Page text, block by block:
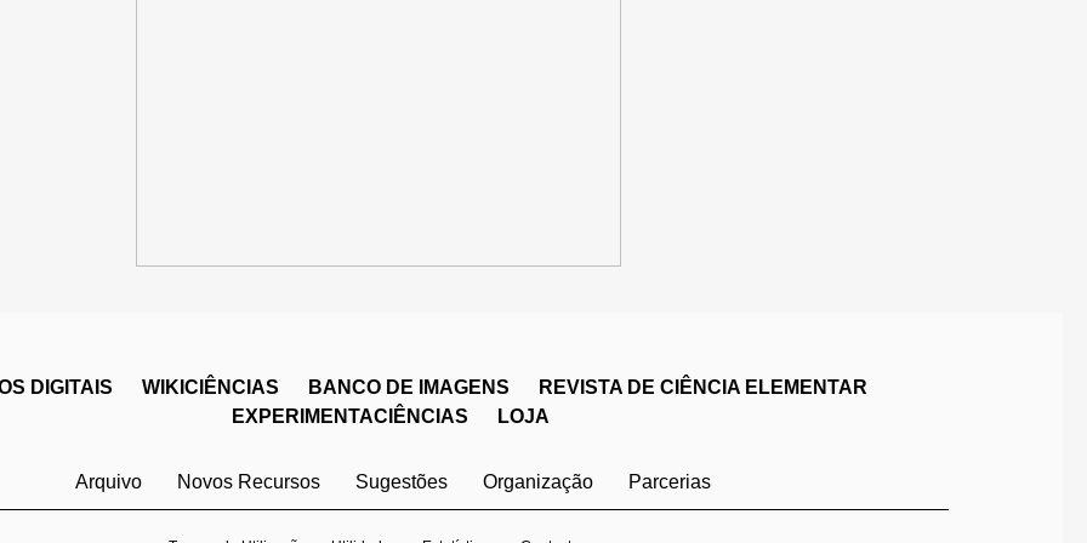
DIGITAIS WIKICIÊNCIAS BANCO DE IMAGENS
REVISTA DE CIÊNCIA ELEMENTAR
EXPERIMENTACIÊNCIAS
LOJA
Arquivo Novos Recursos Sugestões Organização Parcerias